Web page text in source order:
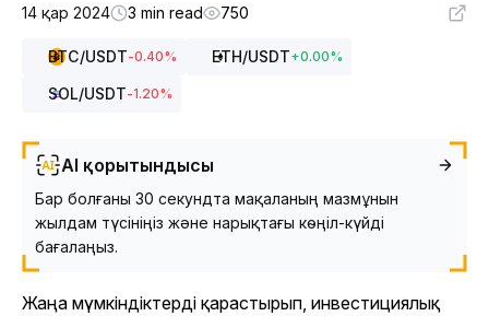
14 қар 2024
3 min read 750
BTC/USDT-0.40% ETH/USDT+0.00%
SOL/USDT-1.20%
AI қорытындысы
Бар болғаны 30 секундта мақаланың мазмұнын
жылдам түсініңіз және нарықтағы көңіл-күйді
бағалаңыз.
Жаңа мүмкіндіктерді қарастырып, инвестициялық